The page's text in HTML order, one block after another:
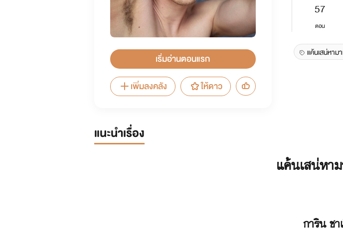
เริ่มอ่านตอนแรก
เพิ่มลงคลัง
ให้ดาว
57
ตอน
แค้นเสน่หาม
แนะนำเรื่อง
แค้นเสน่หา
การิน ชา